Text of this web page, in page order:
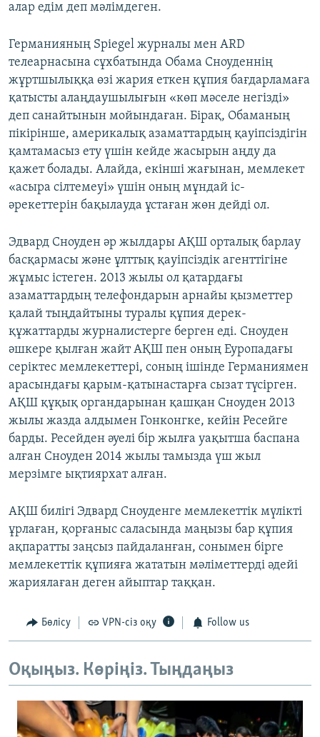
алар едім деп мәлімдеген.
Германияның Spiegel журналы мен ARD
телеарнасына сұхбатында Обама Сноуденнің
жұртшылыққа өзі жария еткен құпия бағдарламаға
қатысты алаңдаушылығын «көп мәселе негізді»
деп санайтынын мойындаған. Бірақ, Обаманың
пікірінше, америкалық азаматтардың қауіпсіздігін
қамтамасыз ету үшін кейде жасырын аңду да
қажет болады. Алайда, екінші жағынан, мемлекет
«асыра сілтемеуі» үшін оның мұндай іс-
әрекеттерін бақылауда ұстаған жөн дейді ол.
Эдвард Сноуден әр жылдары АҚШ орталық барлау
басқармасы және ұлттық қауіпсіздік агенттігіне
жұмыс істеген. 2013 жылы ол қатардағы
азаматтардың телефондарын арнайы қызметтер
қалай тыңдайтыны туралы құпия дерек-
құжаттарды журналистерге берген еді. Сноуден
әшкере қылған жайт АҚШ пен оның Еуропадағы
серіктес мемлекеттері, соның ішінде Германиямен
арасындағы қарым-қатынастарға сызат түсірген.
АҚШ құқық органдарынан қашқан Сноуден 2013
жылы жазда алдымен Гонконгке, кейін Ресейге
барды. Ресейден әуелі бір жылға уақытша баспана
алған Сноуден 2014 жылы тамызда үш жыл
мерзімге ықтиярхат алған.
АҚШ билігі Эдвард Сноуденге мемлекеттік мүлікті
ұрлаған, қорғаныс саласында маңызы бар құпия
ақпаратты заңсыз пайдаланған, сонымен бірге
мемлекеттік құпияға жататын мәліметтерді әдейі
жариялаған деген айыптар таққан.
Бөлісу VPN-сіз оқу Follow us
Оқыңыз. Көріңіз. Тыңдаңыз